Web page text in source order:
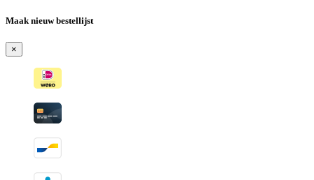
Maak nieuw bestellijst
×